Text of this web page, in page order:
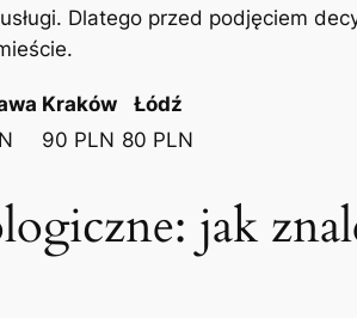
Dlatego przed podjęciem
Kraków
Łódź
90⁣ PLN 80 ⁢PLN
jak